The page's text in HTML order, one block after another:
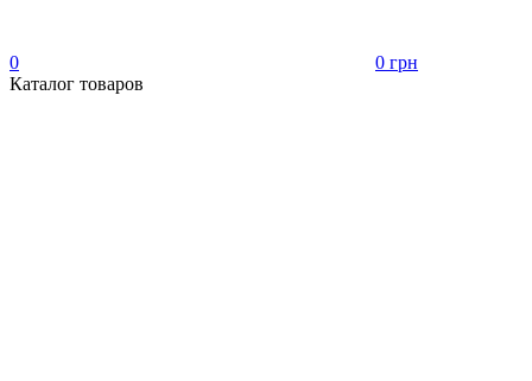
0
0 грн
Каталог товаров